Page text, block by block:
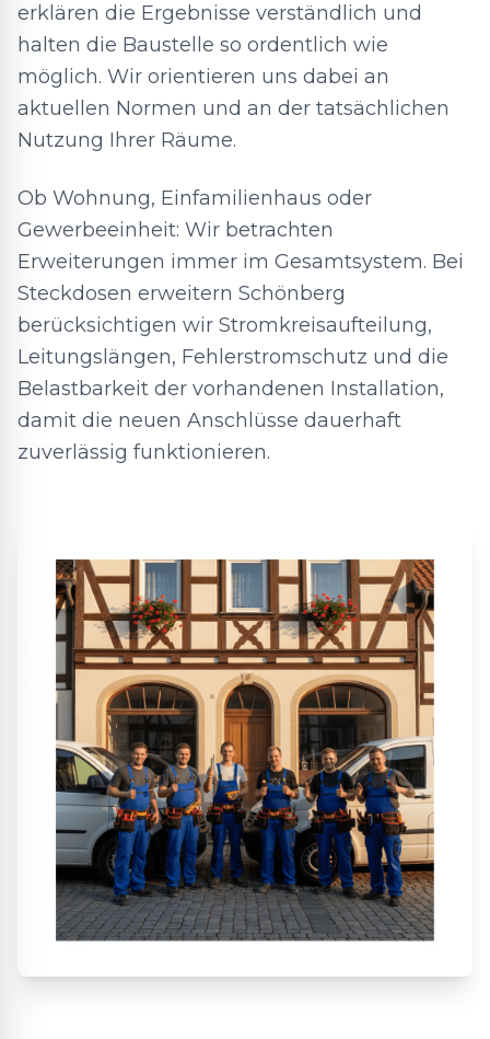
erklären die Ergebnisse verständlich und
halten die Baustelle so ordentlich wie
möglich. Wir orientieren uns dabei an
aktuellen Normen und an der tatsächlichen
Nutzung Ihrer Räume.
Ob Wohnung, Einfamilienhaus oder
Gewerbeeinheit: Wir betrachten
Erweiterungen immer im Gesamtsystem. Bei
Steckdosen erweitern Schönberg
berücksichtigen wir Stromkreisaufteilung,
Leitungslängen, Fehlerstromschutz und die
Belastbarkeit der vorhandenen Installation,
damit die neuen Anschlüsse dauerhaft
zuverlässig funktionieren.